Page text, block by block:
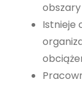
Istnieje